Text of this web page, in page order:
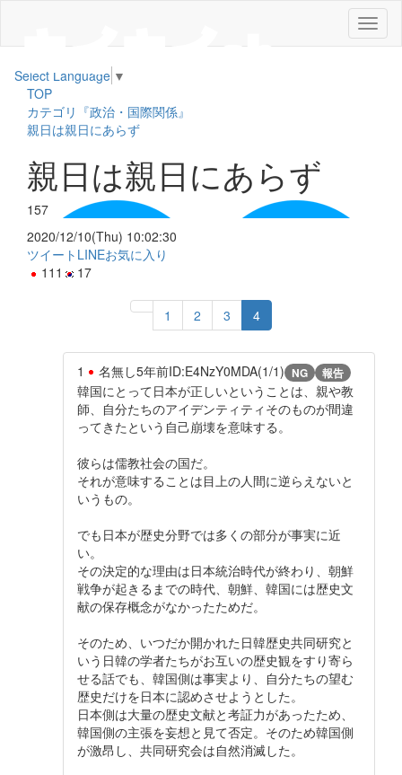
メ
ニ
Select Language ▼
TOP
カテゴリ『政治・国際関係』
親日は親日にあらず
親日は親日にあらず
157
2020/12/10(Thu) 10:02:30
ツイート LINEお気に入り
111
17
1 2 3 4
1 名無し5年前ID:E4NzY0MDA(1/1) NG 報告
韓国にとって日本が正しいということは、親や教
師、自分たちのアイデンティティそのものが間違
ってきたという自己崩壊を意味する。
彼らは儒教社会の国だ。
それが意味することは目上の人間に逆らえないと
いうもの。
でも日本が歴史分野では多くの部分が事実に近
い。
その決定的な理由は日本統治時代が終わり、朝鮮
戦争が起きるまでの時代、朝鮮、韓国には歴史文
献の保存概念がなかったためだ。
そのため、いつだか開かれた日韓歴史共同研究と
いう日韓の学者たちがお互いの歴史観をすり寄ら
せる話でも、韓国側は事実より、自分たちの望む
歴史だけを日本に認めさせようとした。
日本側は大量の歴史文献と考証力があったため、
韓国側の主張を妄想と見て否定。そのため韓国側
が激昂し、共同研究会は自然消滅した。